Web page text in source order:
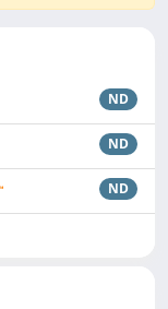
ND
ND
ND